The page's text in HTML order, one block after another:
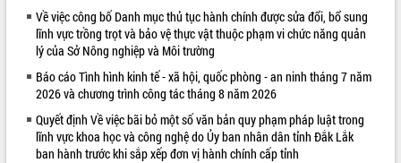
VIDEO
Về việc công bố Danh mục thủ tục hành chính được sửa đổi, bổ sung
lĩnh vực trồng trọt và bảo vệ thực vật thuộc phạm vi chức năng quản
lý của Sở Nông nghiệp và Môi trường
Báo cáo Tình hình kinh tế - xã hội, quốc phòng - an ninh tháng 7 năm
2026 và chương trình công tác tháng 8 năm 2026
Quyết định Về việc bãi bỏ một số văn bản quy phạm pháp luật trong
lĩnh vực khoa học và công nghệ do Ủy ban nhân dân tỉnh Đắk Lắk
ban hành trước khi sắp xếp đơn vị hành chính cấp tỉnh